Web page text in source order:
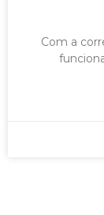
Com a